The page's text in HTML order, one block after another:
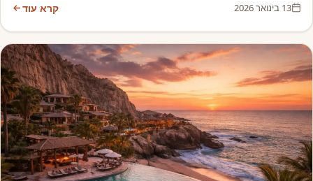
13 בינואר 2026 קרא עוד